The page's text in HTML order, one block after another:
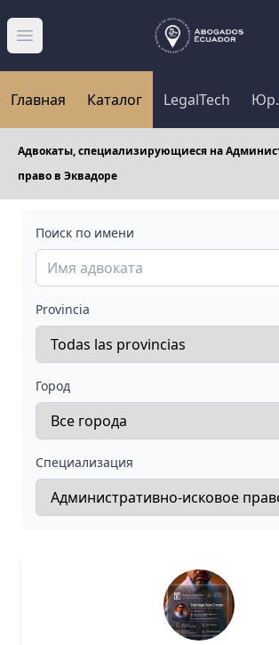
Abrir menú
Главная Каталог LegalTech Юр.
Адвокаты, специализирующиеся на
право в Эквадоре
Поиск по имени
Provincia
Город
Специализация